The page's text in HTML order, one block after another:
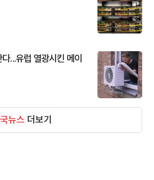
...유럽 열광시킨 메이
뉴스 더보기